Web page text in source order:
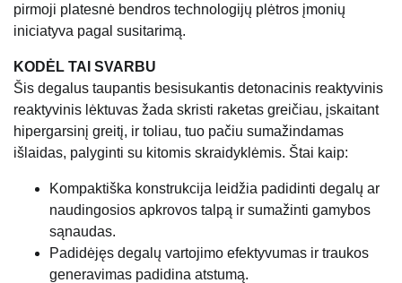
pirmoji platesnė bendros technologijų plėtros įmonių
iniciatyva pagal susitarimą.
KODĖL TAI SVARBU
Šis degalus taupantis besisukantis detonacinis reaktyvinis
reaktyvinis lėktuvas žada skristi raketas greičiau, įskaitant
hipergarsinį greitį, ir toliau, tuo pačiu sumažindamas
išlaidas, palyginti su kitomis skraidyklėmis. Štai kaip:
Kompaktiška konstrukcija leidžia padidinti degalų ar
naudingosios apkrovos talpą ir sumažinti gamybos
sąnaudas.
Padidėjęs degalų vartojimo efektyvumas ir traukos
generavimas padidina atstumą.